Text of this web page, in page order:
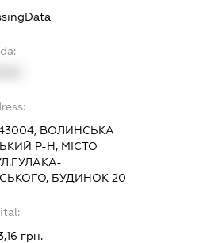
ВОЛИНСЬКА
Р-Н, МІСТО
БУДИНОК 20
грн.